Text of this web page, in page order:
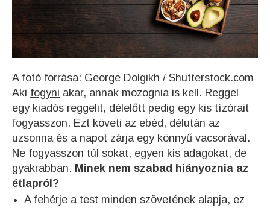
A fotó forrása: George Dolgikh / Shutterstock.com
Aki fogyni akar, annak mozognia is kell. Reggel
egy kiadós reggelit, délelőtt pedig egy kis tízórait
fogyasszon. Ezt követi az ebéd, délután az
uzsonna és a napot zárja egy könnyű vacsorával.
Ne fogyasszon túl sokat, egyen kis adagokat, de
gyakrabban. Minek nem szabad hiányoznia az
étlapról?
A fehérje a test minden szövetének alapja, ez